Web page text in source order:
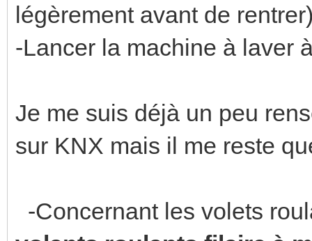
légèrement avant de
-Lancer la machine à laver
Je me suis déjà un peu
sur KNX mais il me reste
-Concernant les volets